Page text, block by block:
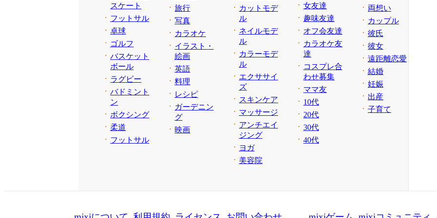
スケート
フットサル
卓球
ゴルフ
バスケット
ボール
ラグビー
バドミント
ン
ボクシング
柔道
フットサル
旅行
写真
カラオケ
イラスト・
絵画
英語
料理
レシピ
ガーデニン
グ
映画
カットモデ
ル
ネイルモデ
ル
カラーモデ
ル
エクササイ
ズ
スキンケア
マッサージ
アンチエイ
ジング
ヨガ
美容院
女友達
趣味友達
オフ会友達
カラオケ友
達
コスプレ合
わせ募集
ママ友
10代
20代
30代
40代
両想い
カップル
彼氏
彼女
遠距離恋愛
結婚
妊娠
出産
子育て